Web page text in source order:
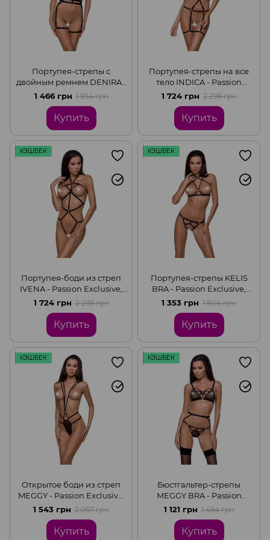
Портупея-стрепы с
двойным ремнем DENIRA -
Passion Exclusive, Black,
1 466 грн 1 954 грн
Купить
Портупея-стрепы на все
тело INDICA - Passion
Exclusive, Black, L/XL
1 724 грн 2 299 грн
Купить
КЭШБЕК
Портупея-боди из стреп
IVENA - Passion Exclusive,
Black, L/XL
1 724 грн 2 299 грн
Купить
КЭШБЕК
Портупея-стрепы KELIS
BRA - Passion Exclusive,
Black, L/XL
1 353 грн 1 804 грн
Купить
КЭШБЕК
Открытое боди из стреп
MEGGY - Passion Exclusive,
Black, L/XL
1 543 грн 2 057 грн
Купить
КЭШБЕК
Бюстгальтер-стрепы
MEGGY BRA - Passion
Exclusive, Black, L/XL
1 121 грн 1 494 грн
Купить